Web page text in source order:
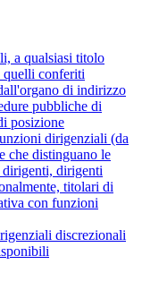
a qualsiasi titolo
conferiti
di indirizzo
pubbliche di
posizione
dirigenziali (da
che distinguano le
dirigenti, dirigenti
titolari di
con funzioni
discrezionali